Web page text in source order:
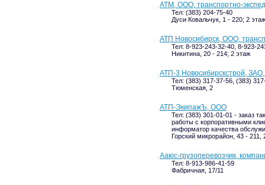
АТМ, ООО, транспортно-
Тел: (383) 204-75-40
Дуси Ковальчук, 1 - 220; 2 этаж
АТП Новосибирск, ООО,
Тел: 8-923-243-32-40, 8-923-
Никитина, 20 - 214; 2 этаж
АТП-3 Новосибирскстрой,
Тел: (383) 317-37-56, (383)
Тюменская, 2
АТП-ЭкипажЪ, ООО
Тел: (383) 301-01-01 - заказ
работы с корпоративными
информатор качества
Горский микрорайон, 43 - 211,
Ааюс-грузоперевозчик,
Тел: 8-913-986-41-59
Фабричная, 17/11